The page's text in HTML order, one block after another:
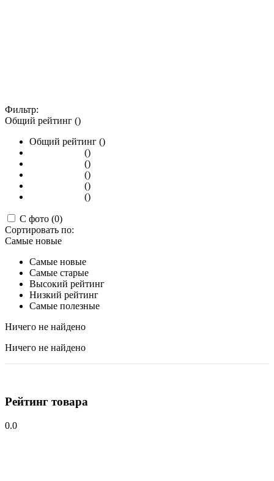
Фильтр:
Общий рейтинг ()
Общий рейтинг ()
()
()
()
()
()
С фото (0)
Сортировать по:
Самые новые
Самые новые
Самые старые
Высокий рейтинг
Низкий рейтинг
Самые полезные
Ничего не найдено
Ничего не найдено
Рейтинг товара
0.0